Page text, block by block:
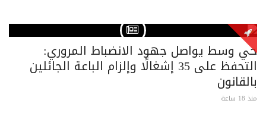
حي وسط يواصل جهود الانضباط المروري:
التحفظ على 35 إشغالًا وإلزام الباعة الجائلين
بالقانون
منذ 18 ساعة